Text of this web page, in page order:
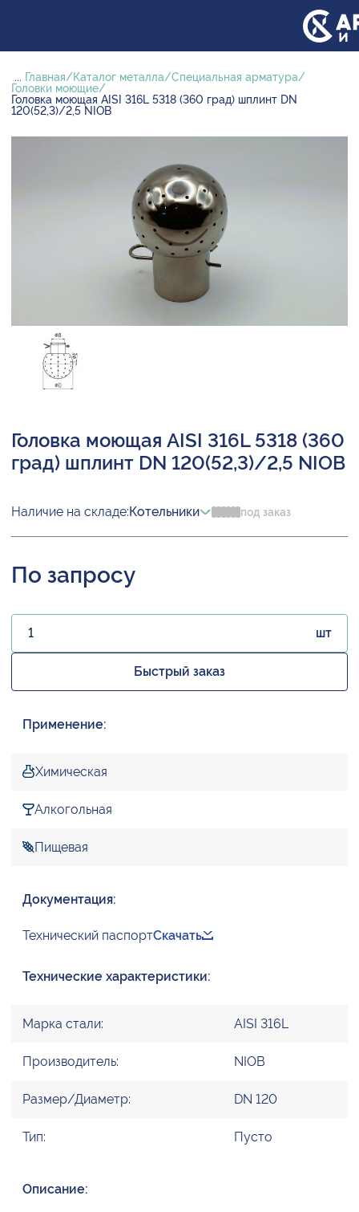
... Главная Каталог металла
Специальная арматура
Головки моющие
Головка моющая AISI 316L 5318 (360 град) шплинт DN
120(52,3)/2,5 NIOB
Головка моющая AISI 316L 5318 (360
град) шплинт DN 120(52,3)/2,5 NIOB
Наличие на складе:Котельники под заказ
По запросу
шт
Быстрый заказ
Применение:
Химическая
Алкогольная
Пищевая
Документация:
Технический паспортСкачать
Технические характеристики:
Марка стали: AISI 316L
Производитель: NIOB
Размер/Диаметр: DN 120
Тип: Пусто
Описание: